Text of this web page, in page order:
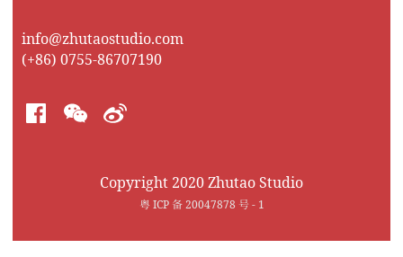
info@zhutaostudio.com
(+86) 0755-86707190
Copyright 2020 Zhutao Studio
粤 ICP 备 20047878 号 - 1